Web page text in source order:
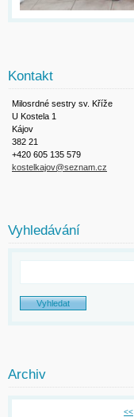
Kontakt
Milosrdné sestry sv. Kříže
U Kostela 1
Kájov
382 21
+420 605 135 579
kostelkajov@seznam.cz
Vyhledávání
Archiv
<<